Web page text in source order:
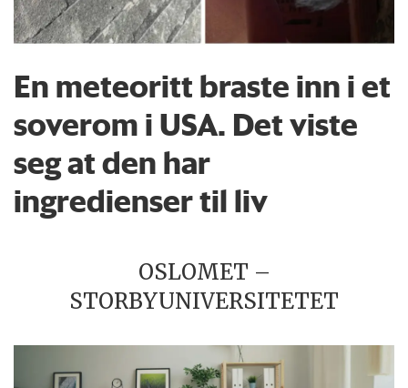
En meteoritt braste inn i et
soverom i USA. Det viste
seg at den har
ingredienser til liv
OSLOMET –
STORBYUNIVERSITETET